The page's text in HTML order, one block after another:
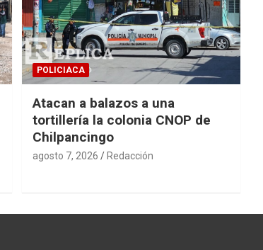
POLICIACA
Atacan a balazos a una
tortillería la colonia CNOP de
Chilpancingo
agosto 7, 2026 Redacción